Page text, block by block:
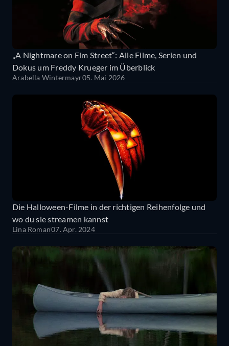
„A Nightmare on Elm Street“: Alle Filme, Serien und
Dokus um Freddy Krueger im Überblick
Arabella Wintermayr05. Mai 2026
Die Halloween-Filme in der richtigen Reihenfolge und
wo du sie streamen kannst
Lina Roman07. Apr. 2024